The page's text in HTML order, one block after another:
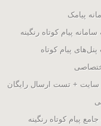
پيامک
پیام کوتاه رنگینه
پيام کوتاه
سايت + تست ارسال رایگان
پیام کوتاه رنگینه